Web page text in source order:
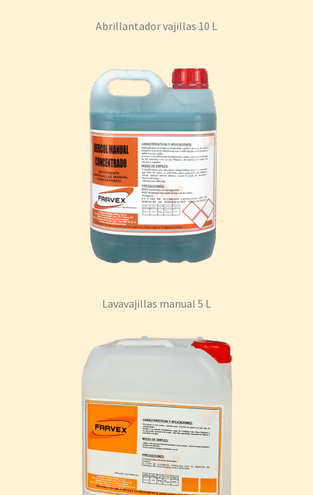
Abrillantador vajillas 10 L
Lavavajillas manual 5 L